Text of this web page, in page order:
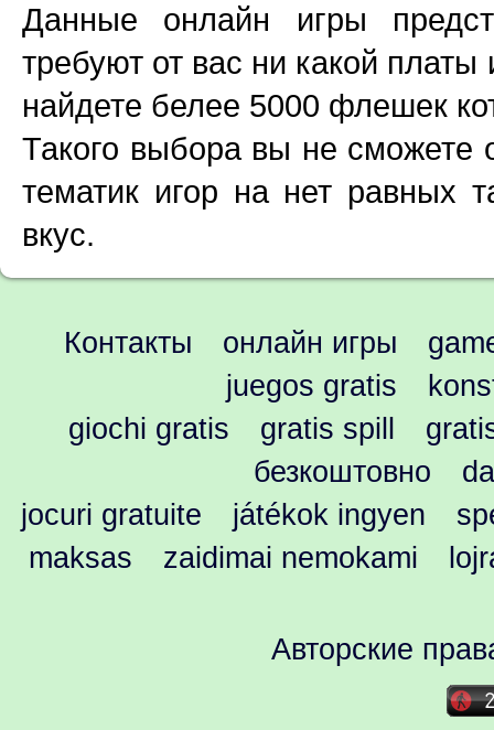
Данные онлайн игры
требуют от вас ни какой
найдете белее 5000 флешек
Такого выбора вы не сможете
тематик игор на нет равных
вкус.
Контакты онлайн игры
juegos gratis
giochi gratis
gratis spill
безкоштовно
jocuri gratuite
játékok ingyen
maksas
zaidimai nemokami
Авторские